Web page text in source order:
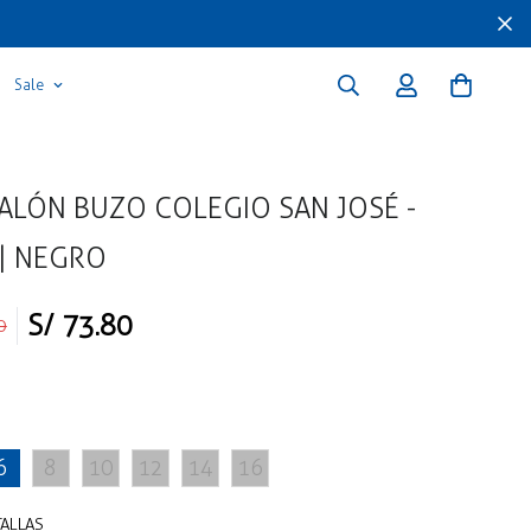
Sale
BUZO COLEGIO SAN JOSÉ -
NEGRO
S/ 73.80
8 10 12 14 16